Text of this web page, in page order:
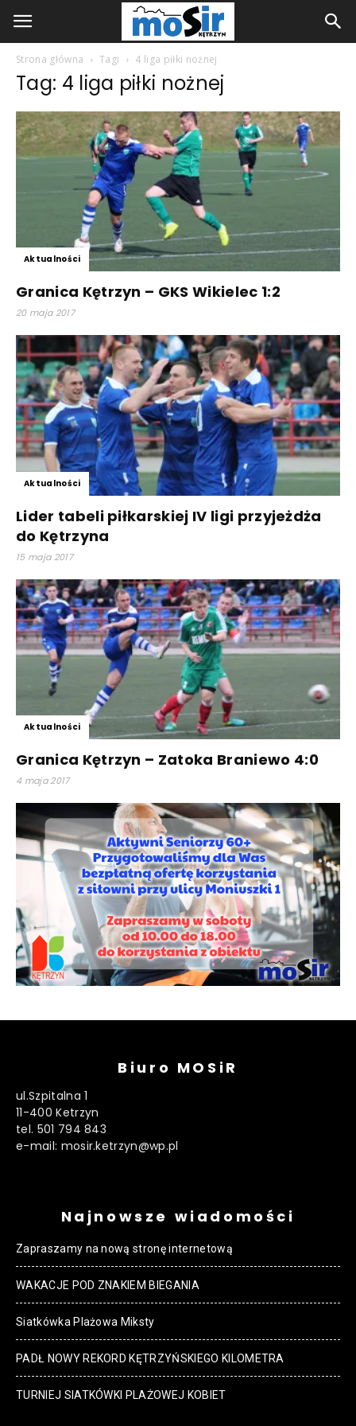
Strona główna Tagi 4 liga piłki nożnej
Tag: 4 liga piłki nożnej
Aktualności
Granica Kętrzyn – GKS Wikielec 1:2
20 maja 2017
Aktualności
Lider tabeli piłkarskiej IV ligi przyjeżdża
do Kętrzyna
15 maja 2017
Aktualności
Granica Kętrzyn – Zatoka Braniewo 4:0
4 maja 2017
Biuro MOSiR
ul.Szpitalna 1
11-400 Ketrzyn
tel. 501 794 843
e-mail: mosir.ketrzyn@wp.pl
Najnowsze wiadomości
Zapraszamy na nową stronę internetową
WAKACJE POD ZNAKIEM BIEGANIA
Siatkówka Plażowa Miksty
PADŁ NOWY REKORD KĘTRZYŃSKIEGO KILOMETRA
TURNIEJ SIATKÓWKI PLAŻOWEJ KOBIET